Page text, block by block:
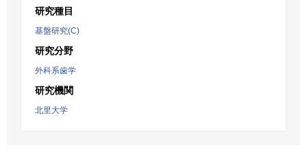
研究種目
基盤研究(C)
研究分野
外科系歯学
研究機関
北里大学